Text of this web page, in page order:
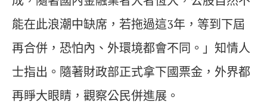
能在此浪潮中缺席，若拖過這3年，等到下屆
再合併，恐怕內、外環境都會不同。」知情人
士指出。隨著財政部正式拿下國票金，外界都
再睜大眼睛，觀察公民併進展。